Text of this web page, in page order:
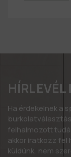
Ha érdekelnek a
felhalmozott
akkor iratkozz fel
küldünk, nem